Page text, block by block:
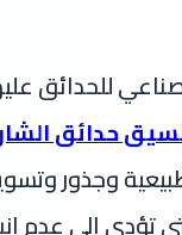
للحدائق
حدائق
طبيعية وجذور
تؤدي إلى عدم